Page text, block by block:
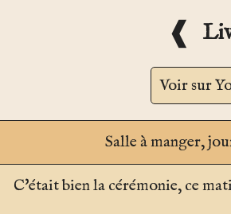
❰
Voir sur
Salle à manger,
C'était bien la cérémonie, ce